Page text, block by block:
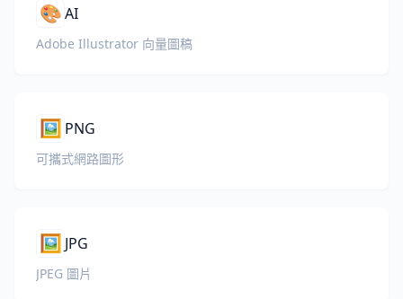
🎨AI
Adobe Illustrator 向量圖稿
🖼️ PNG
可攜式網路圖形
🖼️ JPG
JPEG 圖片